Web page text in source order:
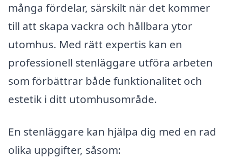
många fördelar, särskilt när det kommer
till att skapa vackra och hållbara ytor
utomhus. Med rätt expertis kan en
professionell stenläggare utföra arbeten
som förbättrar både funktionalitet och
estetik i ditt utomhusområde.
En stenläggare kan hjälpa dig med en rad
olika uppgifter, såsom: